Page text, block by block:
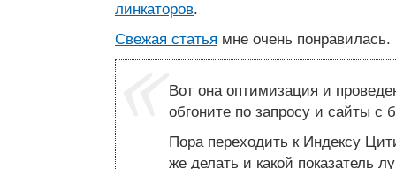
линкаторов.
Свежая статья мне очень понравилась.
Вот она оптимизация и
обгоните по запросу и сайты
Пора переходить к Индексу
же делать и какой показатель